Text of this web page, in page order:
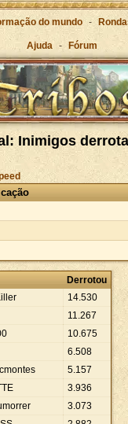
do mundo -
Ajuda - Fórum
Inimigos
Derrotou
14.530
11.267
10.675
6.508
5.157
3.936
3.073